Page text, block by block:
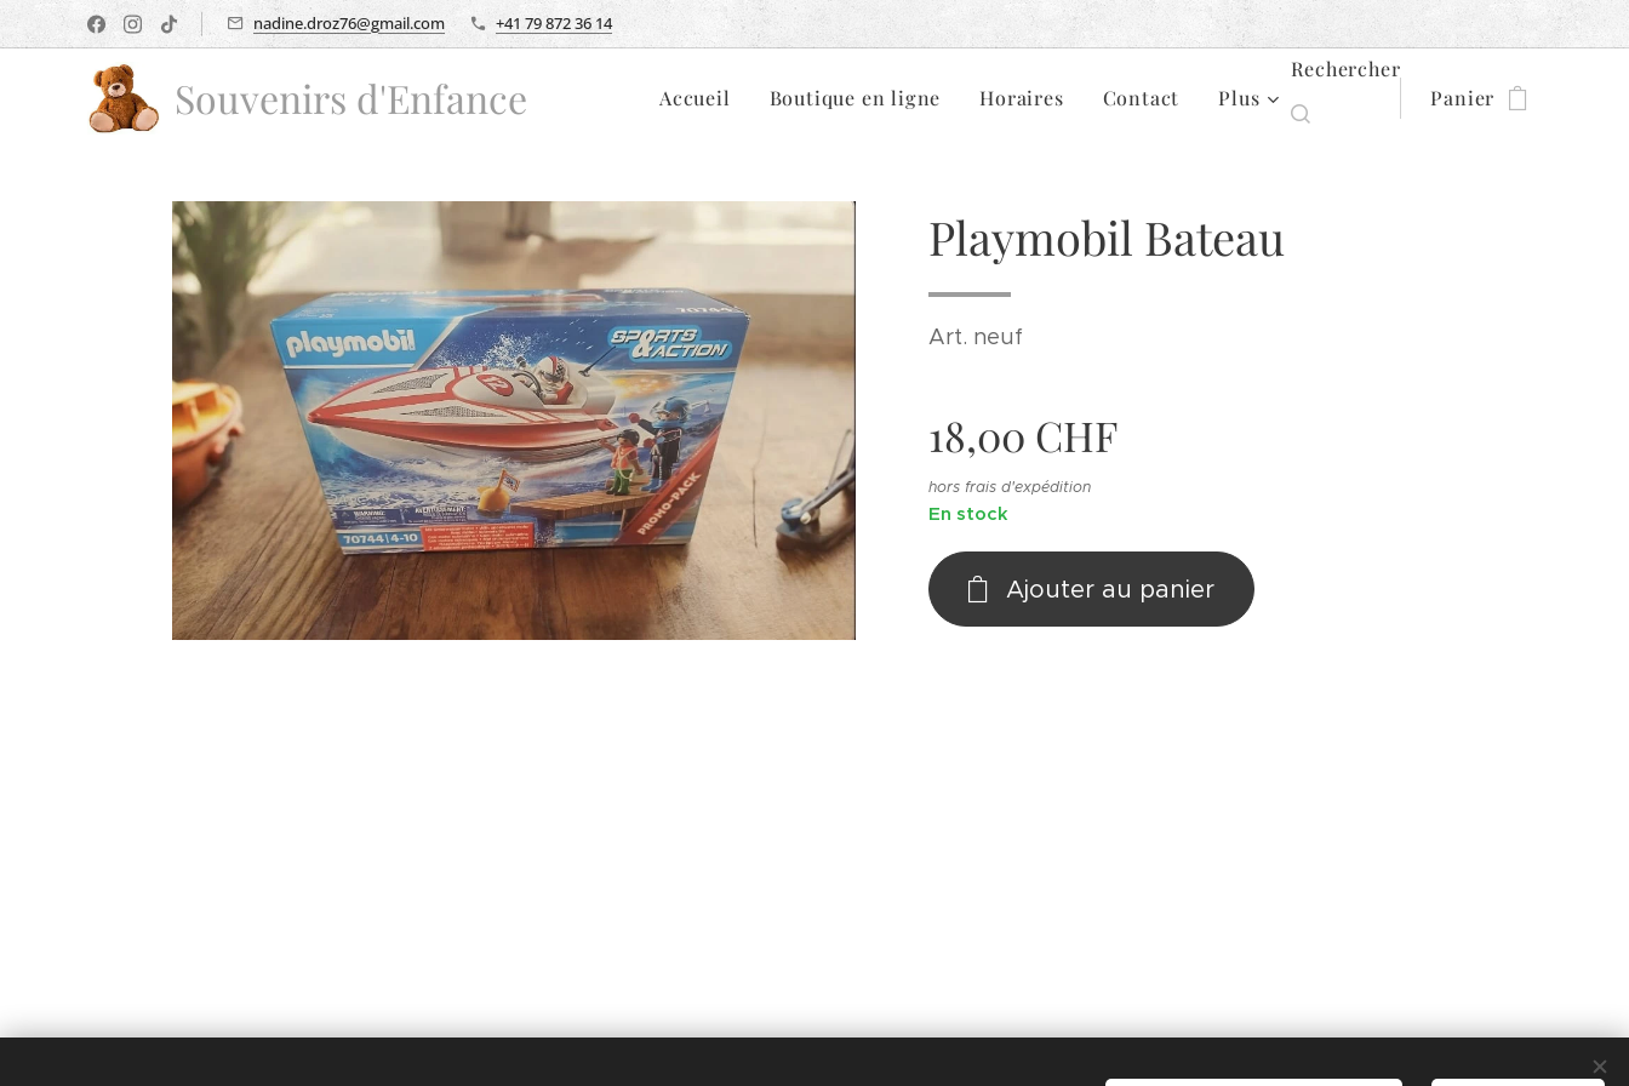
nadine.droz76@gmail.com +41 79 872 36 14
Souvenirs d'Enfance Accueil Boutique en ligne Horaires Contact Plus
Rechercher
Panier
Playmobil Bateau
Art. neuf
18,00 CHF
hors frais d'expédition
En stock
Ajouter au panier